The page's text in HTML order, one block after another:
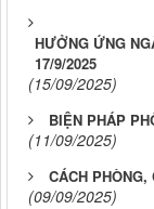
HƯỞNG ỨNG
17/9/2025
(15/09/2025)
BIỆN PHÁP
(11/09/2025)
CÁCH PHÒNG,
(09/09/2025)